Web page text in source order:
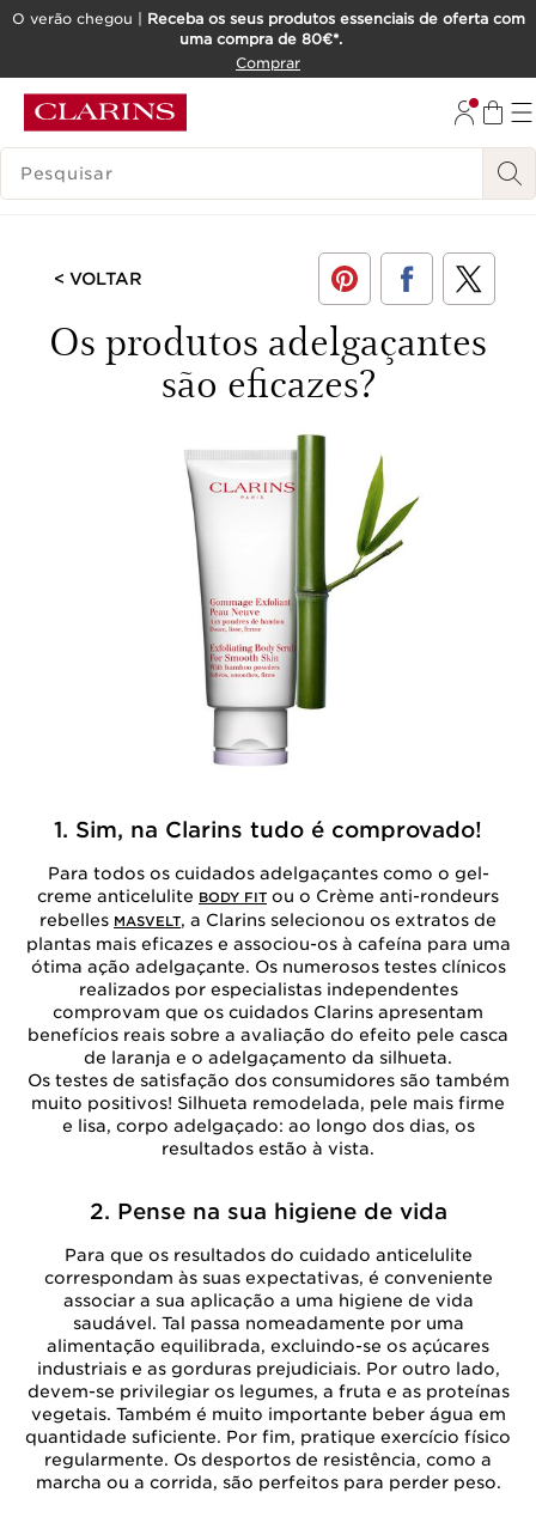
SALTAR PARA O CONTEÚDO
O verão chegou | Receba os seus produtos essenciais de oferta com
uma compra de 80€*.
Comprar
PESQUISAR LEGENDA
< VOLTAR
Os produtos adelgaçantes
são eficazes?
1. Sim, na Clarins tudo é comprovado!
Para todos os cuidados adelgaçantes como o gel-
creme anticelulite BODY FIT ou o Crème anti-rondeurs
rebelles MASVELT, a Clarins selecionou os extratos de
plantas mais eficazes e associou-os à cafeína para uma
ótima ação adelgaçante. Os numerosos testes clínicos
realizados por especialistas independentes
comprovam que os cuidados Clarins apresentam
benefícios reais sobre a avaliação do efeito pele casca
de laranja e o adelgaçamento da silhueta.
Os testes de satisfação dos consumidores são também
muito positivos! Silhueta remodelada, pele mais firme
e lisa, corpo adelgaçado: ao longo dos dias, os
resultados estão à vista.
2. Pense na sua higiene de vida
Para que os resultados do cuidado anticelulite
correspondam às suas expectativas, é conveniente
associar a sua aplicação a uma higiene de vida
saudável. Tal passa nomeadamente por uma
alimentação equilibrada, excluindo-se os açúcares
industriais e as gorduras prejudiciais. Por outro lado,
devem-se privilegiar os legumes, a fruta e as proteínas
vegetais. Também é muito importante beber água em
quantidade suficiente. Por fim, pratique exercício físico
regularmente. Os desportos de resistência, como a
marcha ou a corrida, são perfeitos para perder peso.